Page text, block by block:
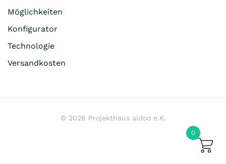
Möglichkeiten
Konfigurator
Technologie
Versandkosten
© 2026 Projekthaus aidoo e.K.
0